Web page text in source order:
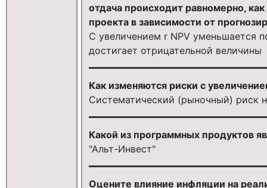
отдача происходит равномерно,
проекта в зависимости от
С увеличением r NPV уменьшается
достигает отрицательной величины
Как изменяются риски с
Систематический (рыночный) риск
Какой из программных продуктов
"Альт-Инвест"
Оцените влияние инфляции на